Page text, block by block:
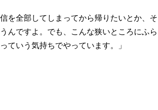
を全部してしまってから帰りたいとか、そ
んですよ。でも、こんな狭いところにふら
ていう気持ちでやっています。」